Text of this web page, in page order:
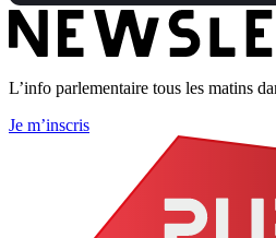
L’info parlementaire tous les matins
Je m’inscris